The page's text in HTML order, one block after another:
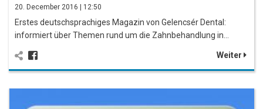
20. December 2016 | 12:50
Erstes deutschsprachiges Magazin von Gelencsér Dental:
informiert über Themen rund um die Zahnbehandlung in…
Weiter